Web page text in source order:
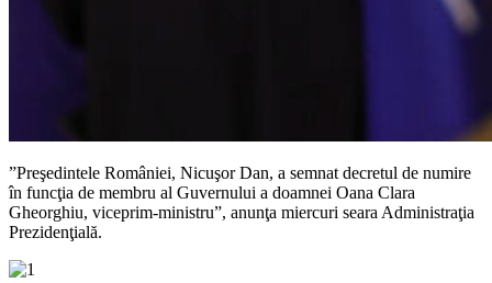
”Preşedintele României, Nicuşor Dan, a semnat decretul de numire
în funcţia de membru al Guvernului a doamnei Oana Clara
Gheorghiu, viceprim-ministru”, anunţa miercuri seara Administraţia
Prezidenţială.